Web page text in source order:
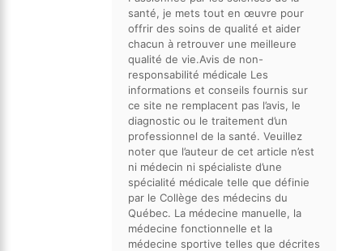
santé, je mets tout en œuvre pour
offrir des soins de qualité et aider
chacun à retrouver une meilleure
qualité de vie.Avis de non-
responsabilité médicale Les
informations et conseils fournis sur
ce site ne remplacent pas l’avis, le
diagnostic ou le traitement d’un
professionnel de la santé. Veuillez
noter que l’auteur de cet article n’est
ni médecin ni spécialiste d’une
spécialité médicale telle que définie
par le Collège des médecins du
Québec. La médecine manuelle, la
médecine fonctionnelle et la
médecine sportive telles que décrites